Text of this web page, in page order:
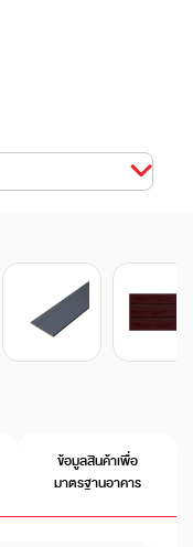
ข้อมูลสินค้าเพื่อ
มาตรฐานอาคาร